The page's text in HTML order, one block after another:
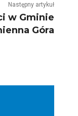
Następny artykuł
w Gminie
Góra